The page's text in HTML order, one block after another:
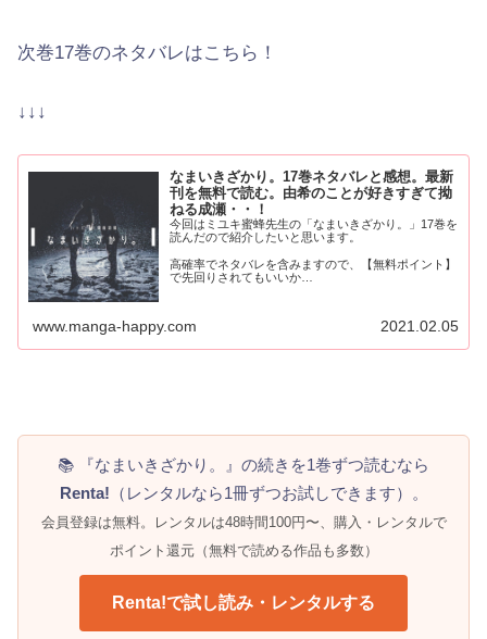
次巻17巻のネタバレはこちら！
↓↓↓
なまいきざかり。17巻ネタバレと感想。最新
刊を無料で読む。由希のことが好きすぎて拗
ねる成瀬・・！
今回はミユキ蜜蜂先生の「なまいきざかり。」17巻を
読んだので紹介したいと思います。
高確率でネタバレを含みますので、【無料ポイント】
で先回りされてもいいか…
www.manga-happy.com 2021.02.05
📚 『なまいきざかり。』の続きを1巻ずつ読むなら
Renta! （レンタルなら1冊ずつお試しできます）。
会員登録は無料。レンタルは48時間100円〜、購入・レンタルで
ポイント還元（無料で読める作品も多数）
Renta!で試し読み・レンタルする